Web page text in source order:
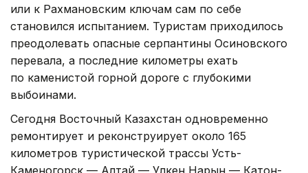
или к Рахмановским ключам сам по себе
становился испытанием. Туристам приходилось
преодолевать опасные серпантины Осиновского
перевала, а последние километры ехать
по каменистой горной дороге с глубокими
выбоинами.
Сегодня Восточный Казахстан одновременно
ремонтирует и реконструирует около 165
километров туристической трассы Усть-